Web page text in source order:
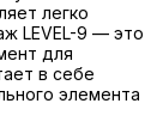
легко
LEVEL-9 — это
для
в себе
элемента